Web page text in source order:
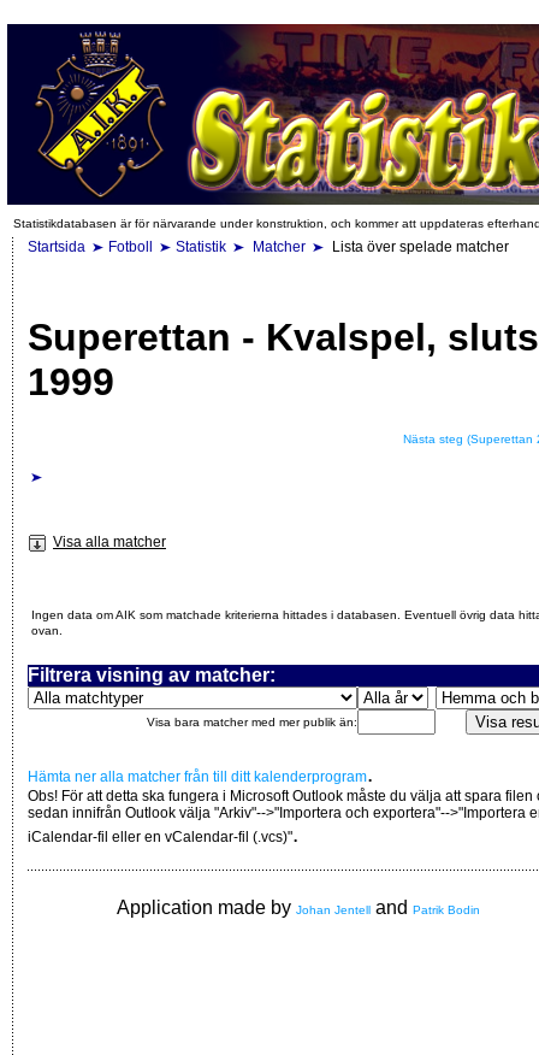
Statistikdatabasen är för närvarande under konstruktion, och kommer att uppdateras
Startsida Fotboll Statistik Matcher Lista över spelade matcher
Superettan - Kvalspel,
1999
Nästa steg (Superettan
Visa alla matcher
Ingen data om AIK som matchade kriterierna hittades i databasen. Eventuell övrig data
ovan.
Filtrera visning av matcher:
Visa bara matcher med mer publik än:
Hämta ner alla matcher från till ditt kalenderprogram.
Obs! För att detta ska fungera i Microsoft Outlook måste du välja att spara filen
sedan innifrån Outlook välja "Arkiv"-->"Importera och exportera"-->"Importera
iCalendar-fil eller en vCalendar-fil (.vcs)".
Application made by Johan Jentell and Patrik Bodin